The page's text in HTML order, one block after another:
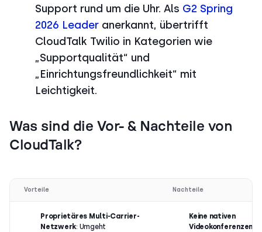
Support rund um die Uhr. Als G2 Spring
2026 Leader anerkannt, übertrifft
CloudTalk Twilio in Kategorien wie
„Supportqualität“ und
„Einrichtungsfreundlichkeit“ mit
Leichtigkeit.
Was sind die Vor- & Nachteile von
CloudTalk?
Vorteile Nachteile
Proprietäres Multi-Carrier-
Netzwerk: Umgeht
Keine nativen
Videokonferenzen